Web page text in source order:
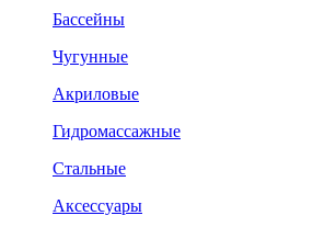
Бассейны
Чугунные
Акриловые
Гидромассажные
Стальные
Аксессуары